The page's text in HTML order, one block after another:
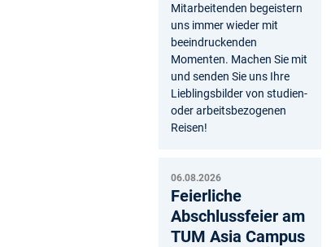
Mitarbeitenden begeistern
uns immer wieder mit
beeindruckenden
Momenten. Machen Sie mit
und senden Sie uns Ihre
Lieblingsbilder von studien-
oder arbeitsbezogenen
Reisen!
06.08.2026
Feierliche
Abschlussfeier am
TUM Asia Campus